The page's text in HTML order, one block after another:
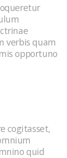
verbis quam
opportuno
cogitasset,
quid